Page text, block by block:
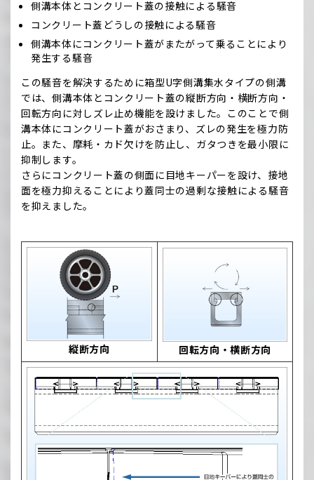
側溝本体とコンクリート蓋の接触による騒音
コンクリート蓋どうしの接触による騒音
側溝本体にコンクリート蓋がまたがって乗ることにより
発生する騒音
この騒音を解決するために箱型U字側溝集水タイプの側溝
では、側溝本体とコンクリート蓋の縦断方向・横断方向・
回転方向に対しズレ止め機能を設けました。このことで側
溝本体にコンクリート蓋がおさまり、ズレの発生を極力防
止。また、摩耗・カド欠けを防止し、ガタつきを最小限に
抑制します。
さらにコンクリート蓋の側面に目地キーパーを設け、接地
面を極力抑えることにより蓋同士の過剰な接触による騒音
を抑えました。
縦断方向 回転方向・横断方向